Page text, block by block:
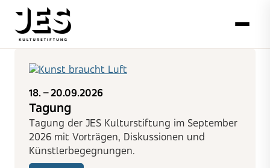
18. – 20.09.2026
Tagung
Tagung der JES Kulturstiftung im September
2026 mit Vorträgen, Diskussionen und
Künstlerbegegnungen.